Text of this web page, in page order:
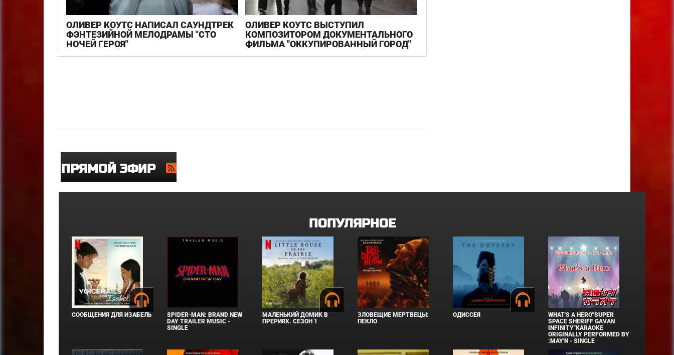
ОЛИВЕР КОУТС НАПИСАЛ САУНДТРЕК
ФЭНТЕЗИЙНОЙ МЕЛОДРАМЫ "СТО
НОЧЕЙ ГЕРОЯ"
ОЛИВЕР КОУТС ВЫСТУПИЛ
КОМПОЗИТОРОМ ДОКУМЕНТАЛЬНОГО
ФИЛЬМА "ОККУПИРОВАННЫЙ ГОРОД"
ПРЯМОЙ ЭФИР
ПОПУЛЯРНОЕ
СООБЩЕНИЯ ДЛЯ ИЗАБЕЛЬ
SPIDER-MAN: BRAND NEW
DAY TRAILER MUSIC -
SINGLE
МАЛЕНЬКИЙ ДОМИК В
ПРЕРИЯХ. СЕЗОН 1
ЗЛОВЕЩИЕ МЕРТВЕЦЫ:
ПЕКЛО
ОДИССЕЯ
WHAT'S A HERO"SUPER
SPACE SHERIFF GAVAN
INFINITY"KARAOKE
ORIGINALLY PERFORMED BY
:MAY'N - SINGLE